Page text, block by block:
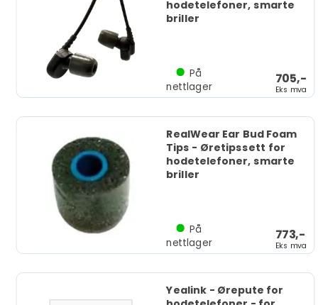
hodetelefoner, smarte
briller
705,-
Eks mva
På
nettlager
RealWear Ear Bud Foam
Tips - Øretipssett for
hodetelefoner, smarte
briller
773,-
Eks mva
På
nettlager
Yealink - Ørepute for